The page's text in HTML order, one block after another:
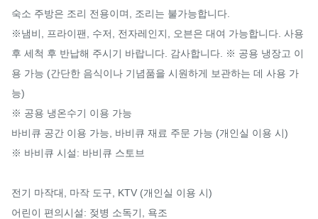
숙소 주방은 조리 전용이며, 조리는 불가능합니다.
※냄비, 프라이팬, 수저, 전자레인지, 오븐은 대여 가능합니다. 사용
후 세척 후 반납해 주시기 바랍니다. 감사합니다. ※ 공용 냉장고 이
용 가능 (간단한 음식이나 기념품을 시원하게 보관하는 데 사용 가
능)
※ 공용 냉온수기 이용 가능
바비큐 공간 이용 가능, 바비큐 재료 주문 가능 (개인실 이용 시)
※ 바비큐 시설: 바비큐 스토브
전기 마작대, 마작 도구, KTV (개인실 이용 시)
어린이 편의시설: 젖병 소독기, 욕조